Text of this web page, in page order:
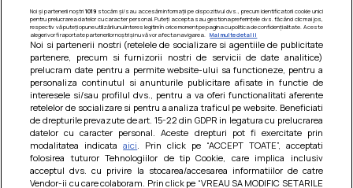
Barcute din vinete cu arpagic rosu
Un deliciu usor de preparat!
Noi și partenerii noștri 1019stocăm și/sau accesăm informații pe dispozitivul dvs., precum identificatorii cookie unici
pentru prelucrarea datelor cu caracter personal. Puteți accepta sau gestiona preferințele dvs. făcând clic mai jos,
respectiv vă puteți opune utilizării unui interes legitim în orice moment pe pagina cu politica de confidențialitate. Aceste
alegeri vor fi raportate partenerilor noștri și nu vă vor afecta navigarea.
Mai multe detalii
Noi si partenerii nostri (retelele de socializare si agentiile de publicitate
partenere, precum si furnizorii nostri de servicii de date analitice)
prelucram date pentru a permite website-ului sa functioneze, pentru a
personaliza continutul si anunturile publicitare afisate in functie de
interesele si/sau profilul dvs., pentru a va oferi functionalitati aferente
retelelor de socializare si pentru a analiza traficul pe website. Beneficiati
de drepturile prevazute de art. 15-22 din GDPR in legatura cu prelucrarea
datelor cu caracter personal. Aceste drepturi pot fi exercitate prin
modalitatea indicataaici . Prin click pe “ACCEPT TOATE”, acceptati
folosirea tuturor Tehnologiilor de tip Cookie, care implica inclusiv
acceptul dvs. cu privire la stocarea/accesarea informatiilor de catre
Vendor-ii cu care colaboram. Prin click pe “VREAU SA MODIFIC SETARILE